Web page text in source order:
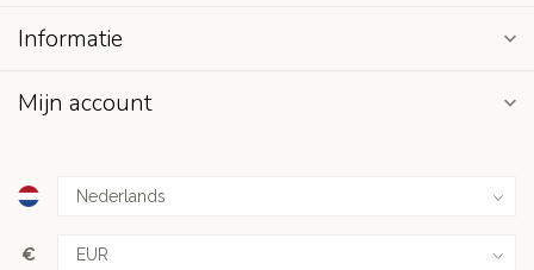
Informatie
Mijn account
€